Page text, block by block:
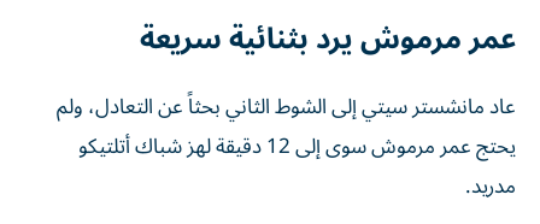
عمر مرموش يرد بثنائية سريعة
عاد مانشستر سيتي إلى الشوط الثاني بحثاً عن التعادل، ولم
يحتج عمر مرموش سوى إلى 12 دقيقة لهز شباك أتلتيكو
مدريد.